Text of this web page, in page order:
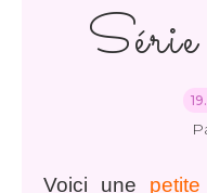
Série
Voici une